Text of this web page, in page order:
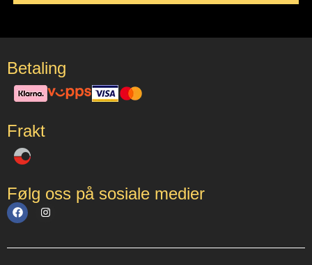
Betaling
Frakt
Følg oss på sosiale medier